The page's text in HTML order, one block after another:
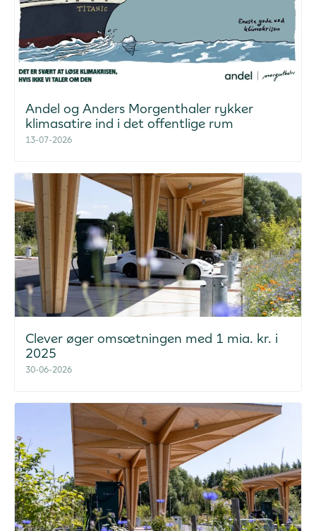
Andel og Anders Morgenthaler rykker
klimasatire ind i det offentlige rum
13-07-2026
Clever øger omsætningen med 1 mia. kr. i
2025
30-06-2026